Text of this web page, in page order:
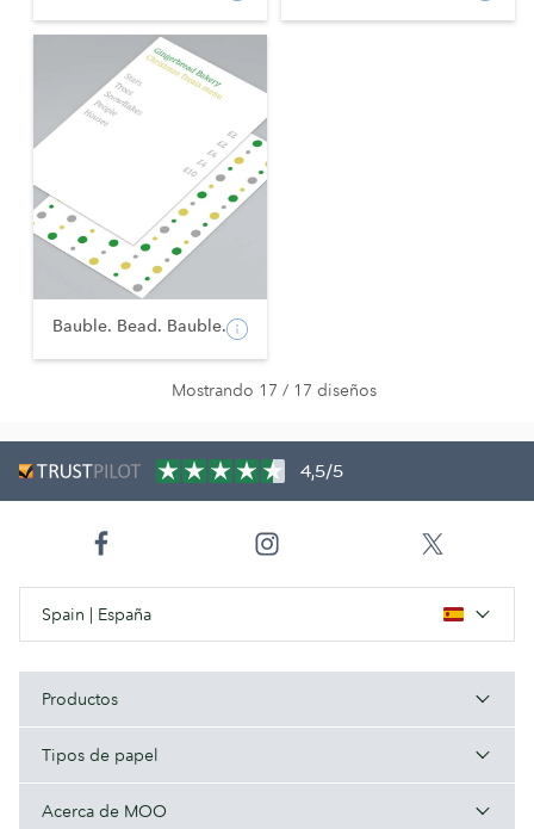
Bauble. Bead. Bauble.
Mostrando 17 / 17 diseños
4,5/5
Spain | España
Productos
Tipos de papel
Acerca de MOO